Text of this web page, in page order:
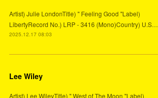
Artist) Julie LondonTitle) " Feeling Good "Label)
LibertyRecord No.) LRP - 3416 (Mono)Country) U.S…
2025.12.17 08:03
Lee Wiley
Artist) Lee WileyTitle) " West of The Moon "Label)